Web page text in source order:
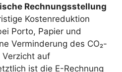
Rechnungsstellung
Kostenreduktion
Porto, Papier und
Verminderung des CO₂-
auf
ist die E-Rechnung